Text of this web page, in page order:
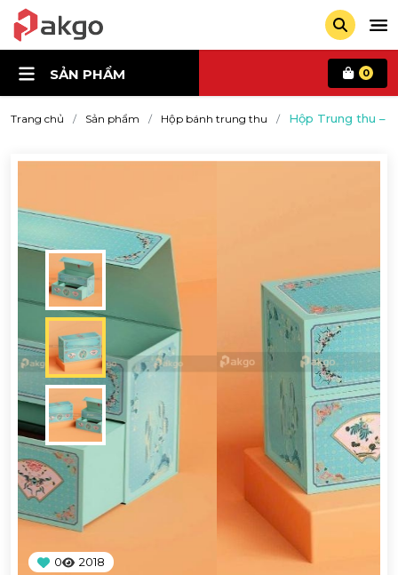
SẢN PHẨM 0
Trang chủ Sản phẩm Hộp bánh trung thu Hộp Trung thu –
0 2018